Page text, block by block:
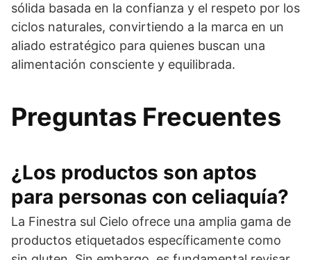
sólida basada en la confianza y el respeto por los
ciclos naturales, convirtiendo a la marca en un
aliado estratégico para quienes buscan una
alimentación consciente y equilibrada.
Preguntas Frecuentes
¿Los productos son aptos
para personas con celiaquía?
La Finestra sul Cielo ofrece una amplia gama de
productos etiquetados específicamente como